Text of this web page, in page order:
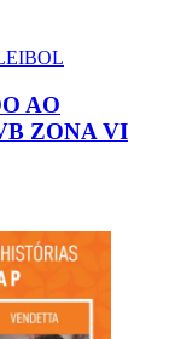
AO
ZONA VI